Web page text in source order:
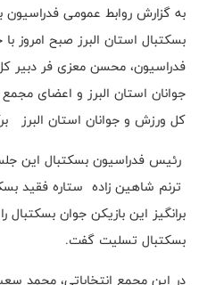
به گزارش روابط عمومی
بسکتبال استان البرز صبح امروز
فدراسیون، محسن معزی فر دبیر
جوانان استان البرز و اعضای
کل ورزش و جوانان استان البرز
رئیس فدراسیون بسکتبال این
ترنم شاهین زاده ستاره فقید
برانگیز این بازیکن جوان بسکتبال
بسکتبال تسلیت گفت.